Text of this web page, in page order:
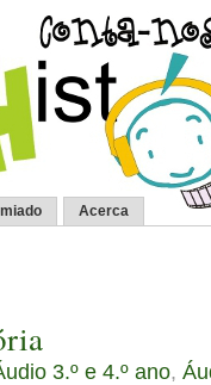
Acerca
3.º e 4.º ano,